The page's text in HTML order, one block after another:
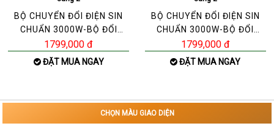
BỘ CHUYỂN ĐỔI ĐIỆN SIN
CHUẨN 3000W-BỘ ĐỔI
NGUỒN ĐIỆN 12V SANG 2
1799,000 đ
ĐẶT MUA NGAY
BỘ CHUYỂN ĐỔI ĐIỆN SIN
CHUẨN 3000W-BỘ ĐỔI
NGUỒN ĐIỆN 24V SANG 2
1799,000 đ
ĐẶT MUA NGAY
CHỌN MÀU GIAO DIỆN